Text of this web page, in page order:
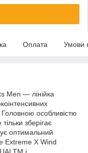
Оплата Умови
Men — лінійка
особливістю
зберігає
оптимальний
Extreme X Wind
і